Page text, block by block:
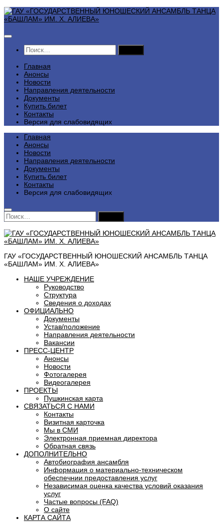
Перейти
к
Найти:
Главная
Анонсы
Новости
Направления деятельности
Документы
Купить билет
Контакты
Версия для слабовидящих
Главная
Анонсы
Новости
Направления деятельности
Документы
Купить билет
Контакты
Версия для слабовидящих
Найти:
ГАУ «ГОСУДАРСТВЕННЫЙ ЮНОШЕСКИЙ АНСАМБЛЬ ТАНЦА
«БАШЛАМ» ИМ. Х. АЛИЕВА»
НАШЕ УЧРЕЖДЕНИЕ
Руководство
Структура
Сведения о доходах
ОФИЦИАЛЬНО
Документы
Устав/положение
Направления деятельности
Вакансии
ПРЕСС-ЦЕНТР
Анонсы
Новости
Фотогалерея
Видеогалерея
ПРОЕКТЫ
Пушкинская карта
СВЯЗАТЬСЯ С НАМИ
Контакты
Визитная карточка
Мы в СМИ
Электронная приемная директора
Обратная связь
ДОПОЛНИТЕЛЬНО
Автобиография ансамбля
Информация о материально-техническом
обеспечнии предоставления услуг
Независимая оценка качества условий оказания
услуг
Частые вопросы (FAQ)
О сайте
КАРТА САЙТА